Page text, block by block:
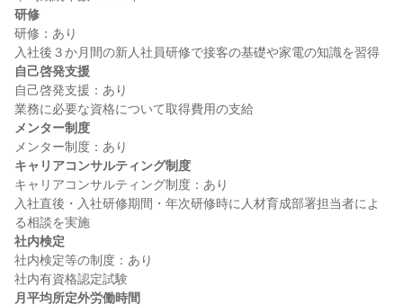
研修
研修：あり
自己啓発支援
自己啓発支援：あり
メンター制度
キャリアコンサルティング制度
キャリアコンサルティング制度：あり
入社直後・入社研修期間・年次研修時に人材育成部署担当者によ
社内検定
社内検定等の制度：あり
月平均所定外労働時間